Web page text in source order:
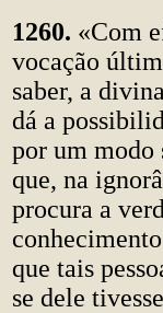
1260. «Com
vocação
saber, a
dá a
por um modo
que, na
procura a
que tais
se dele